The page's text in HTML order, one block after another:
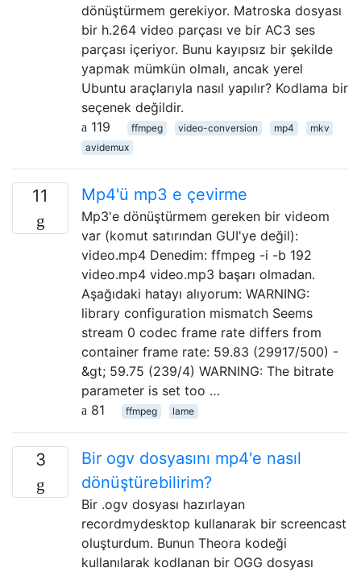
dönüştürmem gerekiyor. Matroska dosyası
bir h.264 video parçası ve bir AC3 ses
parçası içeriyor. Bunu kayıpsız bir şekilde
yapmak mümkün olmalı, ancak yerel
Ubuntu araçlarıyla nasıl yapılır? Kodlama bir
seçenek değildir.
119
ffmpeg video-conversion mp4
mkv
avidemux
11 Mp4'ü mp3 e çevirme
Mp3'e dönüştürmem gereken bir videom
var (komut satırından GUI'ye değil):
video.mp4 Denedim: ffmpeg -i -b 192
video.mp4 video.mp3 başarı olmadan.
Aşağıdaki hatayı alıyorum: WARNING:
library configuration mismatch Seems
stream 0 codec frame rate differs from
container frame rate: 59.83 (29917/500) -
&gt; 59.75 (239/4) WARNING: The bitrate
parameter is set too …
81
ffmpeg lame
3
Bir ogv dosyasını mp4'e nasıl
dönüştürebilirim?
Bir .ogv dosyası hazırlayan
recordmydesktop kullanarak bir screencast
oluşturdum. Bunun Theora kodeği
kullanılarak kodlanan bir OGG dosyası